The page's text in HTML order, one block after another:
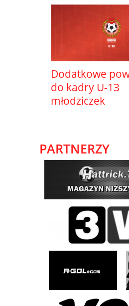
Dodatkowe
do kadry U-13
młodziczek
PARTNERZY